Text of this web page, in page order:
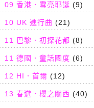
09 香港．雪亮耶誕 (9)
10 UK 進行曲 (21)
11 巴黎．初探花都 (8)
11 德國．童話國度 (6)
12 HI．首爾 (12)
13 春遊．櫻之關西 (40)